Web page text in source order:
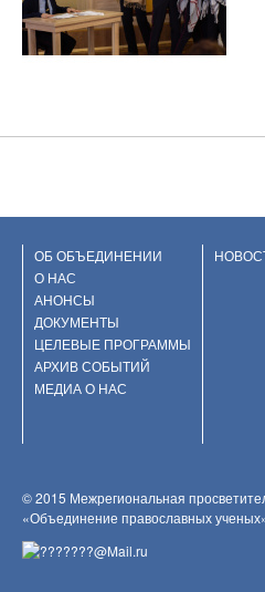
ОБ ОБЪЕДИНЕНИИ
О НАС
АНОНСЫ
ДОКУМЕНТЫ
ЦЕЛЕВЫЕ ПРОГРАММЫ
АРХИВ СОБЫТИЙ
МЕДИА О НАС
© 2015 Межрегиональная
«Объединение православных